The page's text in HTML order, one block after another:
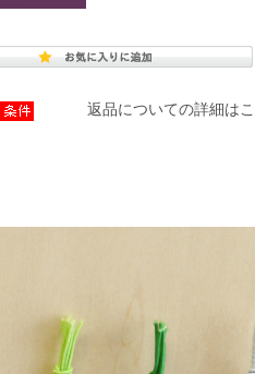
返品についての詳細は